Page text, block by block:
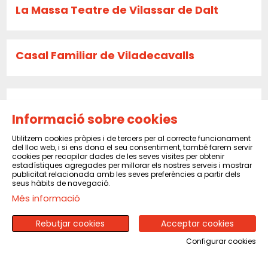
La Massa Teatre de Vilassar de Dalt
Casal Familiar de Viladecavalls
Centre Cultural i Recreatiu de Castellví
de Rosanes
La Caldera
Informació sobre cookies
Utilitzem cookies pròpies i de tercers per al correcte funcionament
del lloc web, i si ens dona el seu consentiment, també farem servir
cookies per recopilar dades de les seves visites per obtenir
estadístiques agregades per millorar els nostres serveis i mostrar
publicitat relacionada amb les seves preferències a partir dels
seus hàbits de navegació.
Més informació
Acceptar cookies
Rebutjar cookies
Configurar cookies